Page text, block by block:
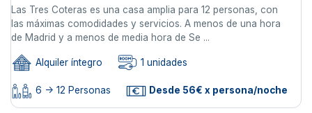
Las Tres Coteras es una casa amplia para 12 personas, con
las máximas comodidades y servicios. A menos de una hora
de Madrid y a menos de media hora de Se ...
Alquiler íntegro 1 unidades
6 -> 12 Personas Desde 56€ x persona/noche